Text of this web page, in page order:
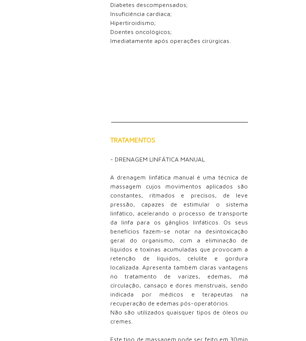
Diabetes descompensados;
Insuficiência cardíaca;
Hipertiroidismo;
Doentes oncológicos;
Imediatamente após operações cirúrgicas.
TRATAMENTOS
- DRENAGEM LINFÁTICA MANUAL
A drenagem linfática manual é uma técnica de
massagem cujos movimentos aplicados são
constantes, ritmados e precisos, de leve
pressão, capazes de estimular o sistema
linfático, acelerando o processo de transporte
da linfa para os gânglios linfáticos. Os seus
benefícios fazem-se notar na desintoxicação
geral do organismo, com a eliminação de
líquidos e toxinas acumuladas que provocam a
retenção de líquidos, celulite e gordura
localizada. Apresenta também claras vantagens
no tratamento de varizes, edemas, má
circulação, cansaço e dores menstruais, sendo
indicada por médicos e terapeutas na
recuperação de edemas pós-operatórios.
Não são utilizados quaisquer tipos de óleos ou
cremes.
Este tipo de massagem pode ser feito em 30min